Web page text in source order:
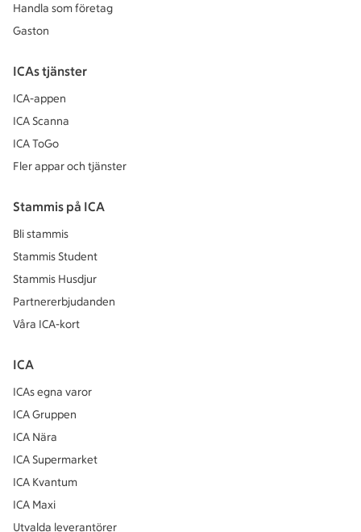
Handla som företag
Gaston
ICAs tjänster
ICA-appen
ICA Scanna
ICA ToGo
Fler appar och tjänster
Stammis på ICA
Bli stammis
Stammis Student
Stammis Husdjur
Partnererbjudanden
Våra ICA-kort
ICA
ICAs egna varor
ICA Gruppen
ICA Nära
ICA Supermarket
ICA Kvantum
ICA Maxi
Utvalda leverantörer